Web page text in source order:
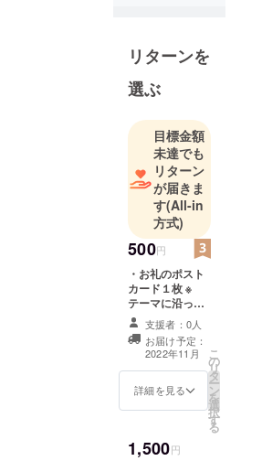
トリートス
ナップの撮
影を行って
ラマン、レ
ギュラーモ
デル等で構
成するチー
ムです。
2023年に設
立10周年を
迎え、活動
の幅を広げ
るべく、コ
ラボでのプ
ロジェクト
に力を入れ
ていくこと
にしまし
リターンを
選ぶ
目標金額
未達でも
リターン
が届きま
す(All-in
方式)
500円
・お礼のポスト
カード１枚 ※
テーマに沿って
撮影した写真の
ポストカードで
す。
支援者：0人
お届け予定：
2022年11月
詳細を見る
こ
の
リ
タ
ー
ン
を
選
択
す
る
1,500円